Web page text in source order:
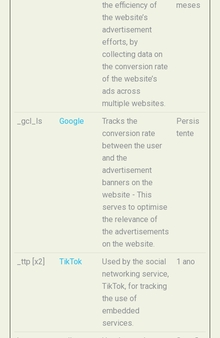
the efficiency of
the website’s
advertisement
efforts, by
collecting data on
the conversion rate
of the website’s
ads across
multiple websites.
meses
_gcl_ls Google
Tracks the
conversion rate
between the user
and the
advertisement
banners on the
website - This
serves to optimise
the relevance of
the advertisements
on the website.
Persis
tente
_ttp [x2] TikTok
Used by the social
networking service,
TikTok, for tracking
the use of
embedded
services.
1 ano